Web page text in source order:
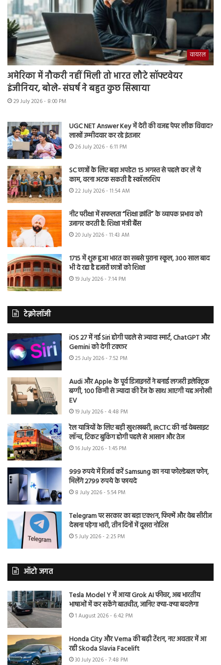
वायरल
अमेरिका में नौकरी नहीं मिली तो भारत लौटे सॉफ्टवेयर
इंजीनियर, बोले- संघर्ष ने बहुत कुछ सिखाया
29 July 2026 - 8:00 PM
UGC NET Answer Key में देरी की वजह पेपर लीक विवाद?
लाखों उम्मीदवार कर रहे इंतजार
26 July 2026 - 6:11 PM
SC छात्रों के लिए बड़ा अपडेट! 15 अगस्त से पहले कर लें ये
काम, वरना अटक सकती है स्कॉलरशिप
22 July 2026 - 11:54 AM
नीट परीक्षा में सफलता “शिक्षा क्रांति” के व्यापक प्रभाव को
उजागर करती है: शिक्षा मंत्री बैंस
20 July 2026 - 11:43 AM
1715 में शुरू हुआ भारत का सबसे पुराना स्कूल, 300 साल बाद
भी दे रहा है हजारों छात्रों को शिक्षा
19 July 2026 - 7:14 PM
टेक्नोलॉजी
iOS 27 में नई Siri होगी पहले से ज्यादा स्मार्ट, ChatGPT और
Gemini को देगी टक्कर
25 July 2026 - 7:52 PM
Audi और Apple के पूर्व डिजाइनरों ने बनाई लग्जरी इलेक्ट्रिक
बग्गी, 100 किमी से ज्यादा की रेंज के साथ आएगी यह अनोखी
EV
19 July 2026 - 4:48 PM
रेल यात्रियों के लिए बड़ी खुशखबरी, IRCTC की नई वेबसाइट
लॉन्च, टिकट बुकिंग होगी पहले से आसान और तेज
16 July 2026 - 1:45 PM
999 रुपये में रिजर्व करें Samsung का नया फोल्डेबल फोन,
मिलेंगे 2799 रुपये के फायदे
8 July 2026 - 5:54 PM
Telegram पर सरकार का बड़ा एक्शन, फिल्में और वेब सीरीज
देखना पड़ेगा भारी, तीन दिनों में दूसरा नोटिस
5 July 2026 - 2:25 PM
ऑटो जगत
Tesla Model Y में आया Grok AI फीचर, अब भारतीय
भाषाओं में कर सकेंगे बातचीत, जानिए क्या-क्या बदलेगा
1 August 2026 - 6:42 PM
Honda City और Verna की बढ़ी टेंशन, नए अवतार में आ
रही Skoda Slavia Facelift
30 July 2026 - 7:48 PM